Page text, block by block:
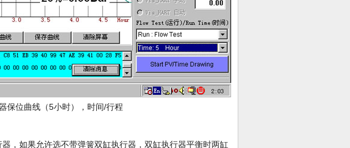
保位曲线（5小时），时间/行程
，如果允许选不带弹簧双缸执行器，双缸执行器平衡时两缸